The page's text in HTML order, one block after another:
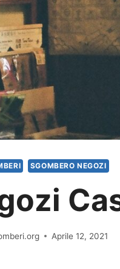
SGOMBERO NEGOZI
Aprile 12, 2021